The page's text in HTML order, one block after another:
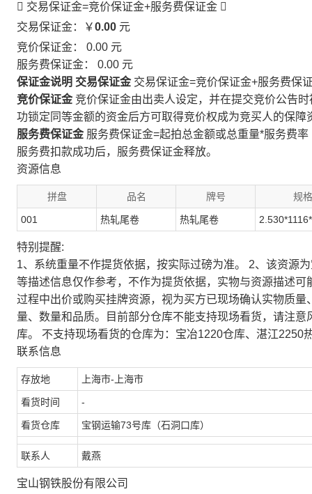
 交易保证金=竞价保证金+服务费保证金 
交易保证金：￥0.00 元
竞价保证金： 0.00 元
服务费保证金： 0.00 元
保证金说明 交易保证金 交易保证金=竞价保证金+服务费保
竞价保证金 竞价保证金由出卖人设定，并在提交竞价公告
功锁定同等金额的资金后方可取得竞价权成为竞买人的保障
服务费保证金 服务费保证金=起拍总金额或总重量*服务费率
服务费扣款成功后，服务费保证金释放。
资源信息
拼盘 品名 牌号 规格
001 热轧尾卷 热轧尾卷
特别提醒:
1、系统重量不作提货依据，按实际过磅为准。 2、该资源
等描述信息仅作参考，不作为提货依据，实物与资源描述
过程中出价或购买挂牌资源，视为买方已现场确认实物质
量、数量和品质。目前部分仓库不能支持现场看货，请注
库。 不支持现场看货的仓库为：宝冶1220仓库、湛江2250
联系信息
存放地 上海市-上海市
看货时间 -
看货仓库 宝钢运输73号库（石洞口库）
联系人 戴燕
宝山钢铁股份有限公司